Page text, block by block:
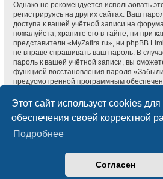
Этот сайт использует cookies для
обеспечения своей корректной
Подробнее
Согласен
Однако не рекомендуется использовать
регистрируясь на других сайтах. Ваш
доступа к вашей учётной записи на
пожалуйста, храните его в тайне, ни при
представители «MyZafira.ru», ни phpBB
не вправе спрашивать ваш пароль. В
пароль к вашей учётной записи, вы
функцией восстановления пароля
предусмотренной программным
необходимо ввести ваше имя
чего программное обеспечение phpBB
для вашей учётной записи.
Создано на основе